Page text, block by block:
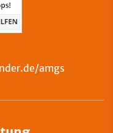
amgs